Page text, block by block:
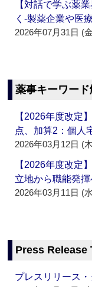
【対話で学ぶ薬
く‐製薬企業や医
2026年07月31日 (
薬事キーワー
【2026年度改定
点、加算2：個人
2026年03月12日 (
【2026年度改定
立地から職能発揮
2026年03月11日 (
Press Release
プレスリリース